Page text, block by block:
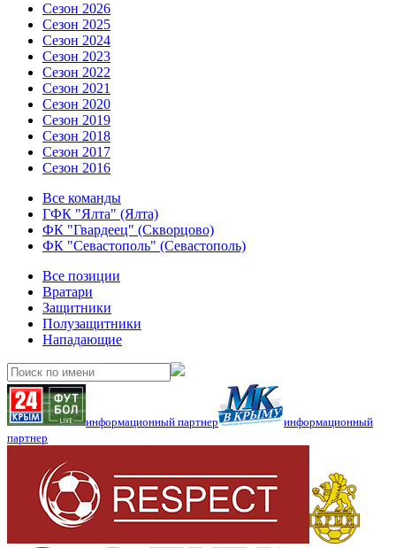
Сезон 2026
Сезон 2025
Сезон 2024
Сезон 2023
Сезон 2022
Сезон 2021
Сезон 2020
Сезон 2019
Сезон 2018
Сезон 2017
Сезон 2016
Все команды
ГФК "Ялта" (Ялта)
ФК "Гвардеец" (Скворцово)
ФК "Севастополь" (Севастополь)
Все позиции
Вратари
Защитники
Полузащитники
Нападающие
информационный партнер
информационный
партнер